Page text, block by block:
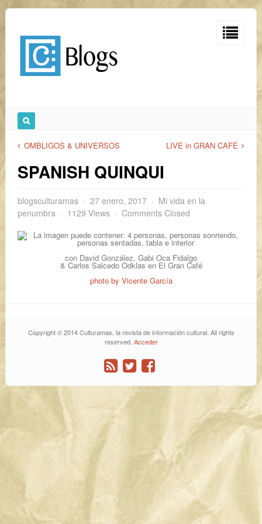
OMBLIGOS & UNIVERSOS LIVE in GRAN CAFÉ
SPANISH QUINQUI
blogsculturamas 27 enero, 2017
Mi vida en la
penumbra
1129 Views Comments Closed
con David González, Gabi Oca Fidalgo
& Carlos Salcedo Odklas en El Gran Café
photo by Vicente García
Copyright © 2014 Culturamas, la revista de información cultural. All rights
reserved. Acceder